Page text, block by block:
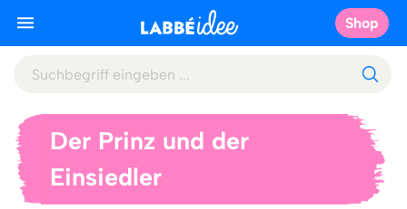
Shop
Der Prinz und der
Einsiedler